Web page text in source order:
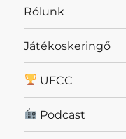
Rólunk
Játékoskeringő
UFCC
Podcast